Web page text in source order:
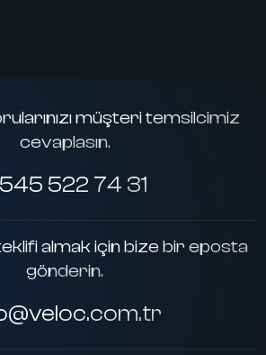
müşteri temsilcimiz
cevaplasın.
522 74 31
almak için bize bir eposta
gönderin.